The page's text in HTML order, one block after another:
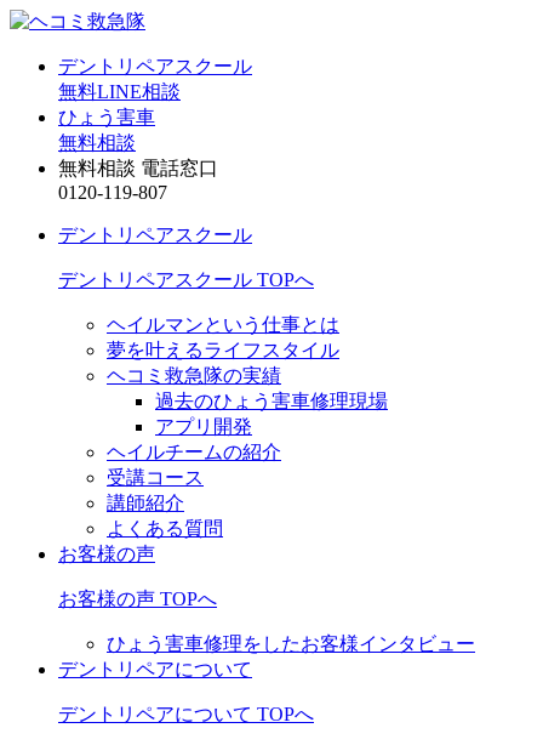
デントリペアスクール
無料LINE相談
ひょう害車
無料相談
無料相談 電話窓口
0120-119-807
デントリペアスクール
デントリペアスクール TOPへ
ヘイルマンという仕事とは
夢を叶えるライフスタイル
ヘコミ救急隊の実績
過去のひょう害車修理現場
アプリ開発
ヘイルチームの紹介
受講コース
講師紹介
よくある質問
お客様の声
お客様の声 TOPへ
ひょう害車修理をしたお客様インタビュー
デントリペアについて
デントリペアについて TOPへ